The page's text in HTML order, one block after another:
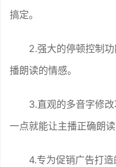
搞定。
2.强大的停顿控制
播朗读的情感。
3.直观的多音字修
一点就能让主播正确朗读
4.专为促销广告打